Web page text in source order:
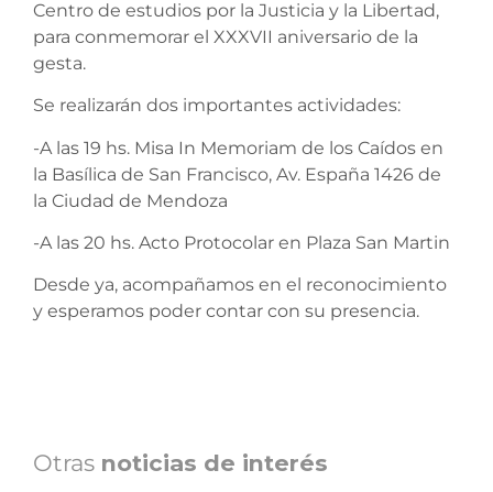
Centro de estudios por la Justicia y la Libertad,
para conmemorar el XXXVII aniversario de la
gesta.
Se realizarán dos importantes actividades:
-A las 19 hs. Misa In Memoriam de los Caídos en
la Basílica de San Francisco, Av. España 1426 de
la Ciudad de Mendoza
-A las 20 hs. Acto Protocolar en Plaza San Martin
Desde ya, acompañamos en el reconocimiento
y esperamos poder contar con su presencia.
Otras noticias de interés